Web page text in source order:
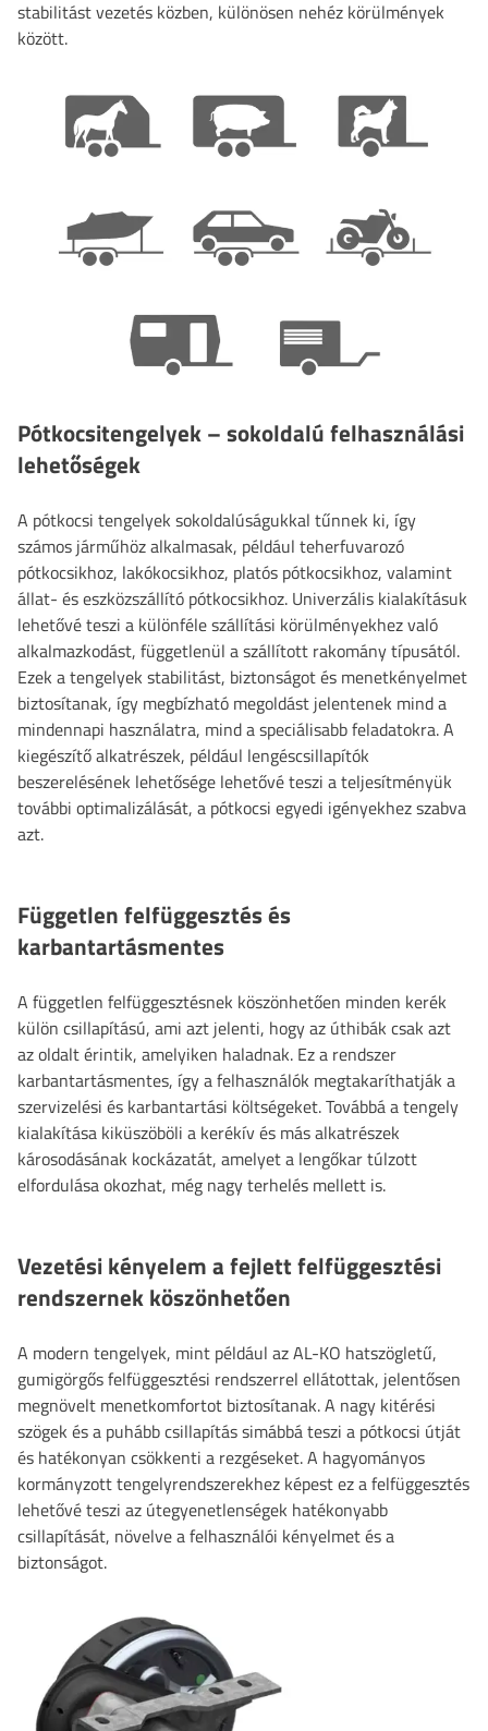
stabilitást vezetés közben, különösen nehéz körülmények
között.
Pótkocsitengelyek – sokoldalú felhasználási
lehetőségek
A pótkocsi tengelyek sokoldalúságukkal tűnnek ki, így
számos járműhöz alkalmasak, például teherfuvarozó
pótkocsikhoz, lakókocsikhoz, platós pótkocsikhoz, valamint
állat- és eszközszállító pótkocsikhoz. Univerzális kialakításuk
lehetővé teszi a különféle szállítási körülményekhez való
alkalmazkodást, függetlenül a szállított rakomány típusától.
Ezek a tengelyek stabilitást, biztonságot és menetkényelmet
biztosítanak, így megbízható megoldást jelentenek mind a
mindennapi használatra, mind a speciálisabb feladatokra. A
kiegészítő alkatrészek, például lengéscsillapítók
beszerelésének lehetősége lehetővé teszi a teljesítményük
további optimalizálását, a pótkocsi egyedi igényekhez szabva
azt.
Független felfüggesztés és
karbantartásmentes
A független felfüggesztésnek köszönhetően minden kerék
külön csillapítású, ami azt jelenti, hogy az úthibák csak azt
az oldalt érintik, amelyiken haladnak. Ez a rendszer
karbantartásmentes, így a felhasználók megtakaríthatják a
szervizelési és karbantartási költségeket. Továbbá a tengely
kialakítása kiküszöböli a kerékív és más alkatrészek
károsodásának kockázatát, amelyet a lengőkar túlzott
elfordulása okozhat, még nagy terhelés mellett is.
Vezetési kényelem a fejlett felfüggesztési
rendszernek köszönhetően
A modern tengelyek, mint például az AL-KO hatszögletű,
gumigörgős felfüggesztési rendszerrel ellátottak, jelentősen
megnövelt menetkomfortot biztosítanak. A nagy kitérési
szögek és a puhább csillapítás simábbá teszi a pótkocsi útját
és hatékonyan csökkenti a rezgéseket. A hagyományos
kormányzott tengelyrendszerekhez képest ez a felfüggesztés
lehetővé teszi az útegyenetlenségek hatékonyabb
csillapítását, növelve a felhasználói kényelmet és a
biztonságot.